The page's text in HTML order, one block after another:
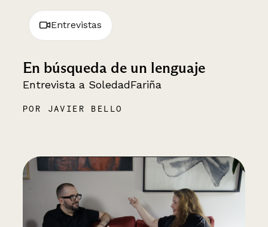
Entrevistas
En búsqueda de un lenguaje
Entrevista a SoledadFariña
POR JAVIER BELLO